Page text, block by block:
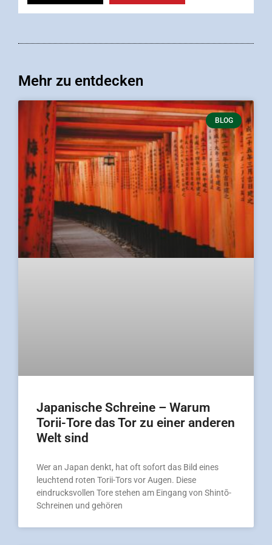
Mehr zu entdecken
BLOG
Japanische Schreine – Warum
Torii-Tore das Tor zu einer anderen
Welt sind
Wer an Japan denkt, hat oft sofort das Bild eines
leuchtend roten Torii-Tors vor Augen. Diese
eindrucksvollen Tore stehen am Eingang von Shintō-
Schreinen und gehören